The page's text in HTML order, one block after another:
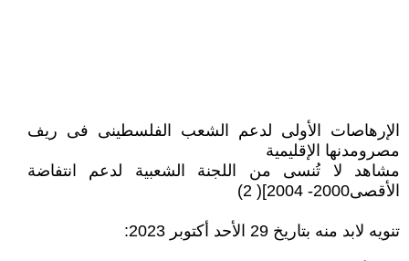
الإرهاصات الأولى لدعم الشعب الفلسطينى فى ريف
مصرومدنها الإقليمية
مشاهد لا تُنسى من اللجنة الشعبية لدعم انتفاضة
الأقصى2000- 2004]( 2)
تنويه لابد منه بتاريخ 29 الأحد أكتوبر 2023: